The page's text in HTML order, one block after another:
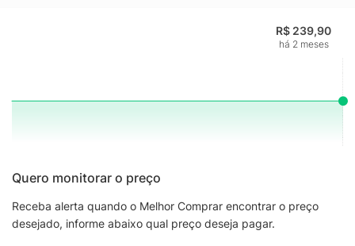
R$ 239,90
há 2 meses
Quero monitorar o preço
Receba alerta quando o Melhor Comprar encontrar o preço
desejado, informe abaixo qual preço deseja pagar.